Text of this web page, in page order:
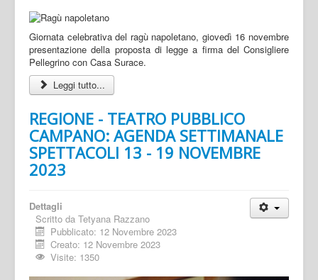
Giornata celebrativa del ragù napoletano, giovedì 16 novembre
presentazione della proposta di legge a firma del Consigliere
Pellegrino con Casa Surace.
Leggi tutto...
REGIONE - TEATRO PUBBLICO
CAMPANO: AGENDA SETTIMANALE
SPETTACOLI 13 - 19 NOVEMBRE
2023
Dettagli
Scritto da Tetyana Razzano
Pubblicato: 12 Novembre 2023
Creato: 12 Novembre 2023
Visite: 1350